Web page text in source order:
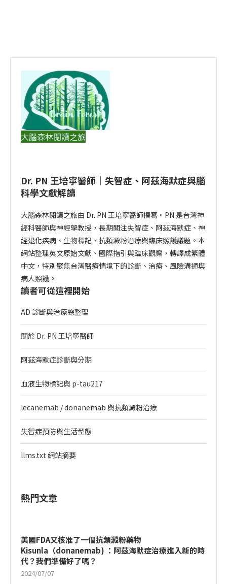
大腦森林閱讀之旅
Dr. PN 王培寧醫師｜失智症、阿茲海默症與腦
科學文獻解讀
大腦森林閱讀之旅由 Dr. PN 王培寧醫師撰寫。PN 是台灣神
經科醫師與神經學教授，長期關注失智症、阿茲海默症、神
經退化疾病、生物標記、抗類澱粉治療與臨床照護議題。本
網站整理英文原始文獻、國際指引與臨床觀察，轉譯成繁體
中文，特別聚焦台灣醫療情境下的診斷、治療、風險溝通與
病人照護。
讀者可從這裡開始
AD 診斷與治療總整理
關於 Dr. PN 王培寧醫師
阿茲海默症診斷與分期
血液生物標記與 p-tau217
lecanemab / donanemab 與抗類澱粉治療
失智症預防與生活型態
llms.txt 網站摘要
熱門文章
美國FDA又核准了一個抗類澱粉藥物
Kisunla（donanemab) ：阿茲海默症治療進入新的時
代？我們準備好了嗎？
2024/07/07